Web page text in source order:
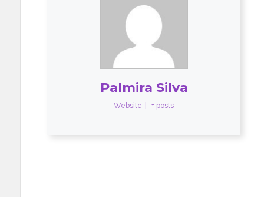
Palmira Silva
Website + posts